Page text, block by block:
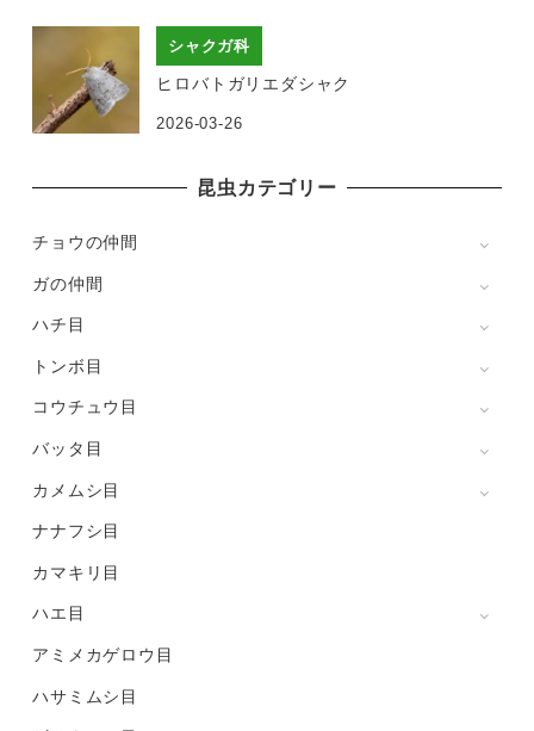
シャクガ科
ヒロバトガリエダシャク
2026-03-26
昆虫カテゴリー
チョウの仲間
ガの仲間
ハチ目
トンボ目
コウチュウ目
バッタ目
カメムシ目
ナナフシ目
カマキリ目
ハエ目
アミメカゲロウ目
ハサミムシ目